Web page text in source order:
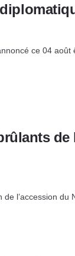
ce 04 août
de
l’accession du